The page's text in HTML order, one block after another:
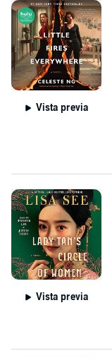
Vista previa
Vista previa